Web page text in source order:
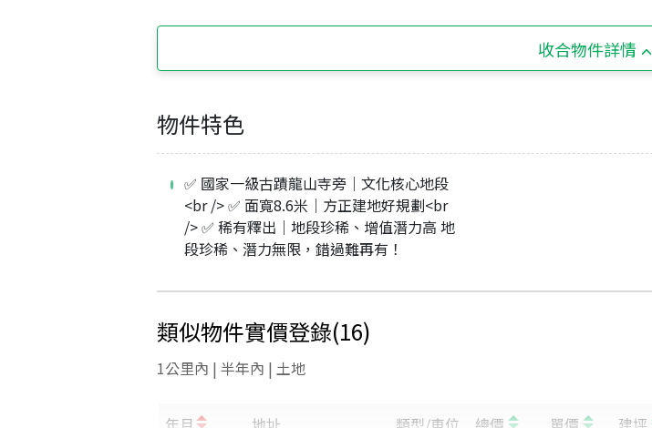
收合物件詳情
物件特色
✅ 國家一級古蹟龍山寺旁｜文化核心地段
<br /> ✅ 面寬8.6米｜方正建地好規劃<br
/> ✅ 稀有釋出｜地段珍稀、增值潛力高 地
段珍稀、潛力無限，錯過難再有！
類似物件實價登錄(16)
1公里內 | 半年內 | 土地